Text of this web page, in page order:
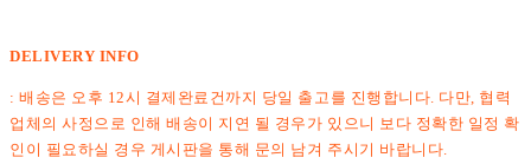
DELIVERY INFO
: 배송은 오후 12시 결제완료건까지 당일 출고를 진행합니다. 다만, 협력
업체의 사정으로 인해 배송이 지연 될 경우가 있으니 보다 정확한 일정 확
인이 필요하실 경우 게시판을 통해 문의 남겨 주시기 바랍니다.